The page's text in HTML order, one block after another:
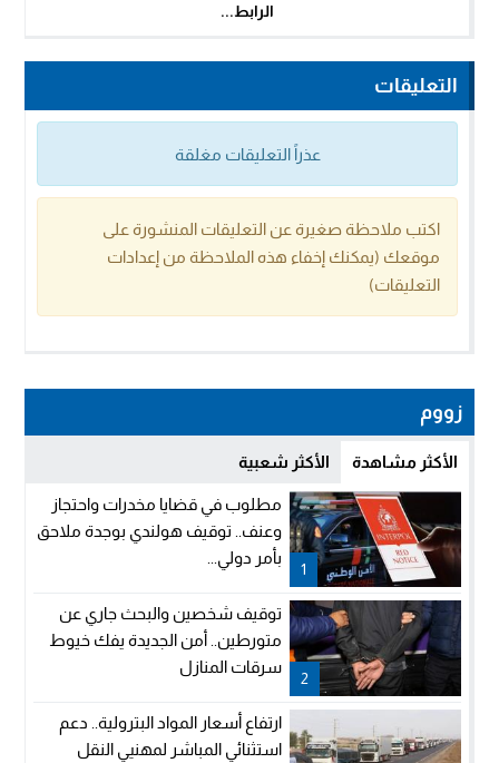
الرابط...
التعليقات
عذراً التعليقات مغلقة
اكتب ملاحظة صغيرة عن التعليقات المنشورة على
موقعك (يمكنك إخفاء هذه الملاحظة من إعدادات
التعليقات)
زووم
الأكثر مشاهدة الأكثر شعبية
1
مطلوب في قضايا مخدرات واحتجاز
وعنف.. توقيف هولندي بوجدة ملاحق
بأمر دولي...
2
توقيف شخصين والبحث جاري عن
متورطين.. أمن الجديدة يفك خيوط
سرقات المنازل
ارتفاع أسعار المواد البترولية.. دعم
استثنائي المباشر لمهنيي النقل